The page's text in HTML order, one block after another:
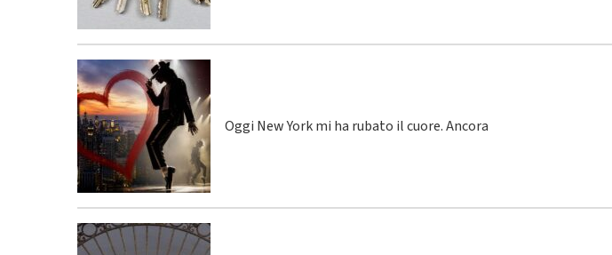
Oggi New York mi ha rubato il cuore. Ancora